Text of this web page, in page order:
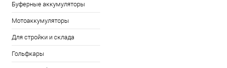
Буферные аккумуляторы
Мотоаккумуляторы
Для стройки и склада
Гольфкары